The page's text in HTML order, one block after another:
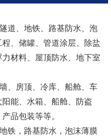
道、地铁、路基防水、泡
、储罐、管道涂层、除盐
材料、屋顶防水、地下室
、房顶、冷库、船舱、车
能、水箱、船舱、防盗
产品包装等等。
铁，路基防水，泡沫薄膜